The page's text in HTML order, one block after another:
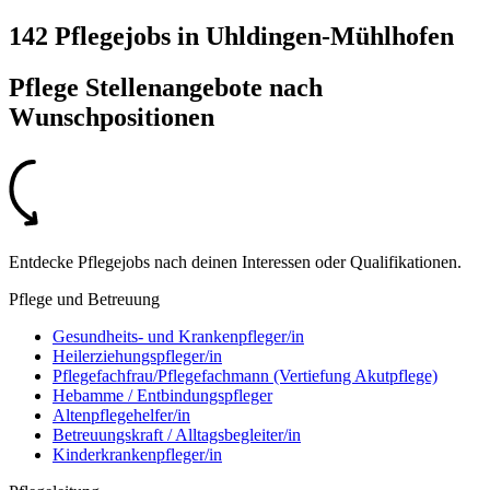
142 Pflegejobs in Uhldingen-Mühlhofen
Pflege Stellenangebote nach
Wunschpositionen
Entdecke Pflegejobs nach deinen Interessen oder Qualifikationen.
Pflege und Betreuung
Gesundheits- und Krankenpfleger/in
Heilerziehungspfleger/in
Pflegefachfrau/Pflegefachmann (Vertiefung Akutpflege)
Hebamme / Entbindungspfleger
Altenpflegehelfer/in
Betreuungskraft / Alltagsbegleiter/in
Kinderkrankenpfleger/in